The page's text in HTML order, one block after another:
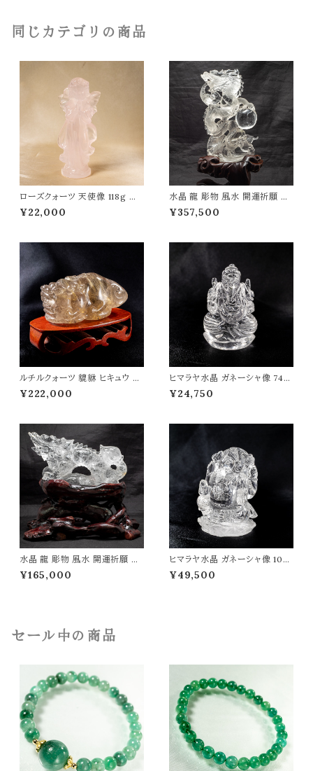
同じカテゴリの商品
ローズクォーツ 天使像 118g パ
ワーストーン 天然石 t0559
¥22,000
水晶 龍 彫物 風水 開運祈願 金
運祈願 開運 金運 財産運 出世
運 幸福 成功 高品質 パワースト
¥357,500
ルチルクォーツ 貔貅 ヒキュウ 彫
物 258g 風水 開運祈願 金運祈
願 開運 金運 財産運 出世運 幸
¥222,000
ヒマラヤ水晶 ガネーシャ像 74g
インド 神様 財運 金運 高品質 パ
ワーストーン 天然石 t0504
¥24,750
水晶 龍 彫物 風水 開運祈願 金
運祈願 開運 金運 財産運 出世
運 幸福 成功 高品質 一点物 パ
¥165,000
ヒマラヤ水晶 ガネーシャ像 105
g インド 神様 財運 金運 高品質
パワーストーン 天然石 t0505
¥49,500
セール中の商品